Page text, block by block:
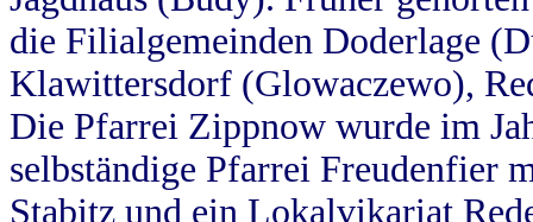
die Filialgemeinden Doderlage
Klawittersdorf (Glowaczewo),
Die Pfarrei Zippnow wurde im
selbständige Pfarrei Freudenfier
Stabitz und ein Lokalvikariat